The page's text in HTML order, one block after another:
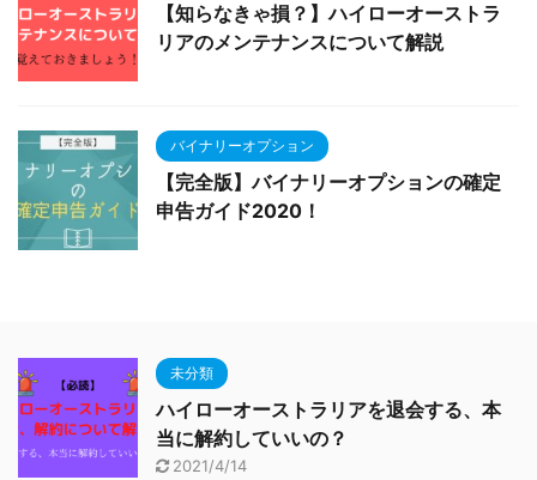
【知らなきゃ損？】ハイローオーストラ
リアのメンテナンスについて解説
バイナリーオプション
【完全版】バイナリーオプションの確定
申告ガイド2020！
未分類
ハイローオーストラリアを退会する、本
当に解約していいの？
2021/4/14